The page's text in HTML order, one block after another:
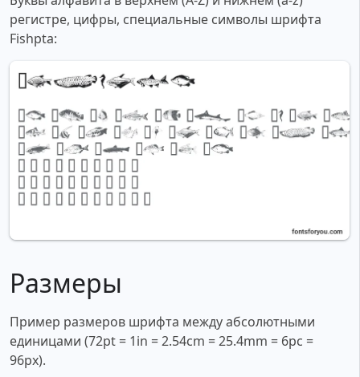
регистре, цифры, специальные символы шрифта
Fishpta:
Размеры
Пример размеров шрифта между абсолютными
единицами (72pt = 1in = 2.54cm = 25.4mm = 6pc =
96px).